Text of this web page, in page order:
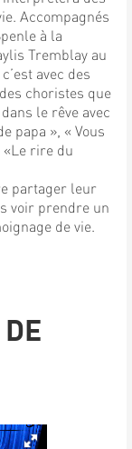
Accompagnés
à la
Tremblay au
avec des
choristes que
le rêve avec
papa », « Vous
«Le rire du
partager leur
voir prendre un
de vie.